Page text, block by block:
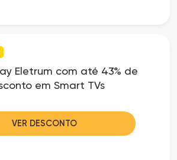
Eletrum com até 43% de
em Smart TVs
VER DESCONTO